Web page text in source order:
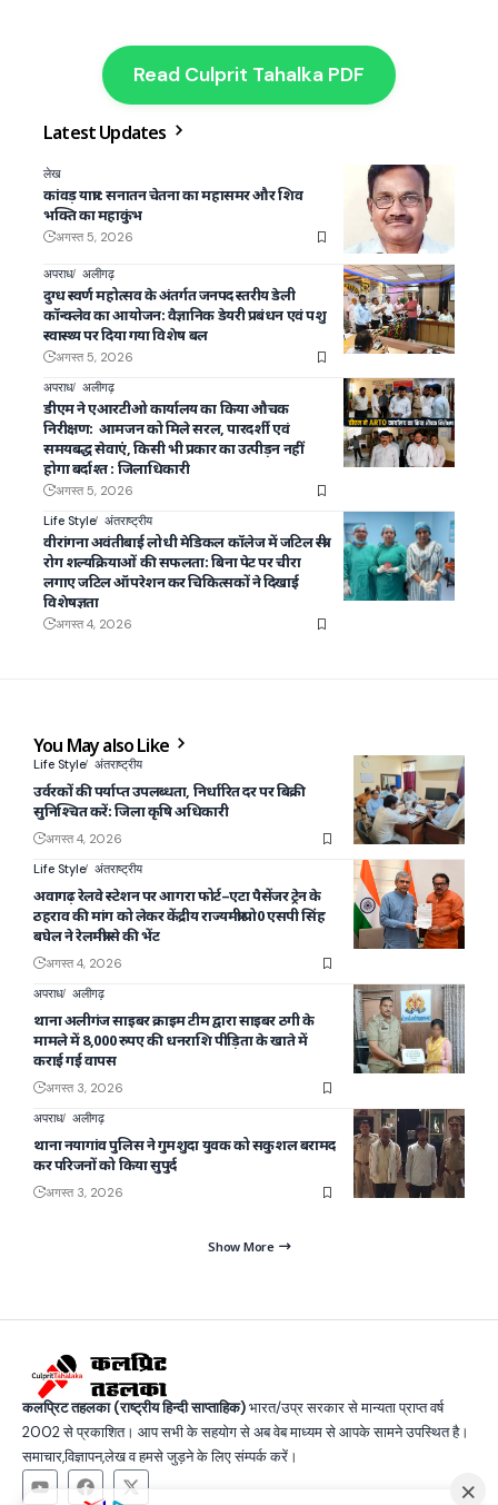
Read Culprit Tahalka PDF
Latest Updates
लेख
कांवड़ यात्रा : सनातन चेतना का महासमर और शिव
भक्ति का महाकुंभ
अगस्त 5, 2026
अपराध अलीगढ़
दुग्ध स्वर्ण महोत्सव के अंतर्गत जनपद स्तरीय डेली
कॉन्क्लेव का आयोजन: वैज्ञानिक डेयरी प्रबंधन एवं पशु
स्वास्थ्य पर दिया गया विशेष बल
अगस्त 5, 2026
अपराध अलीगढ़
डीएम ने एआरटीओ कार्यालय का किया औचक
निरीक्षण: आमजन को मिले सरल, पारदर्शी एवं
समयबद्ध सेवाएं, किसी भी प्रकार का उत्पीड़न नहीं
होगा बर्दाश्त : जिलाधिकारी
अगस्त 5, 2026
Life Style अंतराष्ट्रीय
वीरांगना अवंतीबाई लोधी मेडिकल कॉलेज में जटिल स्त्री
रोग शल्यक्रियाओं की सफलता: बिना पेट पर चीरा
लगाए जटिल ऑपरेशन कर चिकित्सकों ने दिखाई
विशेषज्ञता
अगस्त 4, 2026
You May also Like
Life Style अंतराष्ट्रीय
उर्वरकों की पर्याप्त उपलब्धता, निर्धारित दर पर बिक्री
सुनिश्चित करें: जिला कृषि अधिकारी
अगस्त 4, 2026
Life Style अंतराष्ट्रीय
अवागढ़ रेलवे स्टेशन पर आगरा फोर्ट–एटा पैसेंजर ट्रेन के
ठहराव की मांग को लेकर केंद्रीय राज्यमंत्री प्रो0 एसपी सिंह
बघेल ने रेलमंत्री से की भेंट
अगस्त 4, 2026
अपराध अलीगढ़
थाना अलीगंज साइबर क्राइम टीम द्वारा साइबर ठगी के
मामले में 8,000 रुपए की धनराशि पीड़िता के खाते में
कराई गई वापस
अगस्त 3, 2026
अपराध अलीगढ़
थाना नयागांव पुलिस ने गुमशुदा युवक को सकुशल बरामद
कर परिजनों को किया सुपुर्द
अगस्त 3, 2026
Show More
कलप्रिट तहलका (राष्ट्रीय हिन्दी साप्ताहिक)भारत/उप्र सरकार से मान्यता प्राप्त वर्ष
2002 से प्रकाशित। आप सभी के सहयोग से अब वेब माध्यम से आपके सामने उपस्थित है।
समाचार,विज्ञापन,लेख व हमसे जुड़ने के लिए संम्पर्क करें।